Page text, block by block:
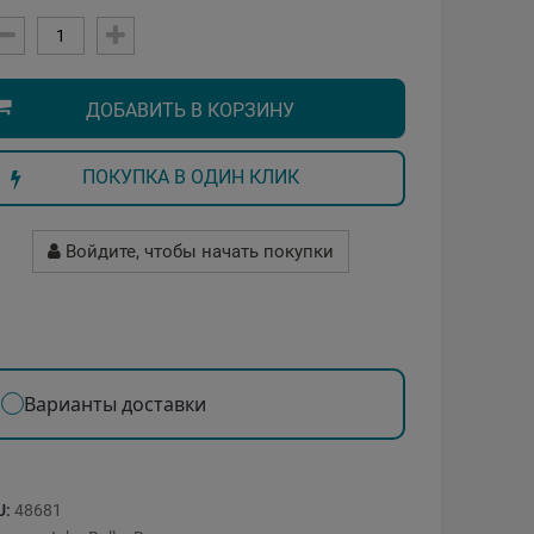
ДОБАВИТЬ В КОРЗИНУ
ПОКУПКА В ОДИН КЛИК
Войдите, чтобы начать покупки
Варианты доставки
48681